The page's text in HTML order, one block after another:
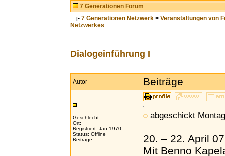
7 Generationen Forum
|- 7 Generationen Netzwerk > Veranstaltungen von
Netzwerkes
Dialogeinführung I
Autor Beiträge
Geschlecht:
Ort:
Registriert: Jan 1970
Status: Offline
Beiträge:
abgeschickt
20. – 22. April
Mit Benno